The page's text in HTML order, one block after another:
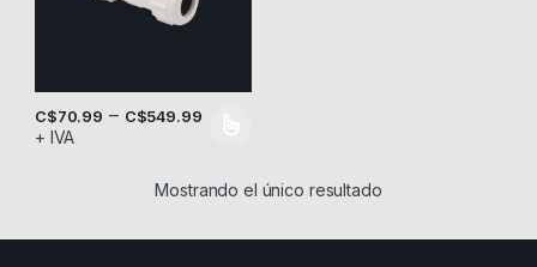
C$70.99 – C$549.99
+ IVA
Este producto tiene múltiples variantes. Las opciones se
Mostrando el único resultado